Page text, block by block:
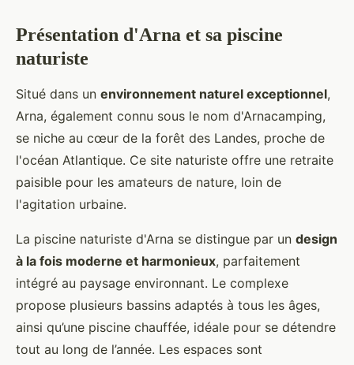
Présentation d'Arna et sa piscine
naturiste
Situé dans un environnement naturel exceptionnel,
Arna, également connu sous le nom d'Arnacamping,
se niche au cœur de la forêt des Landes, proche de
l'océan Atlantique. Ce site naturiste offre une retraite
paisible pour les amateurs de nature, loin de
l'agitation urbaine.
La piscine naturiste d'Arna se distingue par un design
à la fois moderne et harmonieux, parfaitement
intégré au paysage environnant. Le complexe
propose plusieurs bassins adaptés à tous les âges,
ainsi qu’une piscine chauffée, idéale pour se détendre
tout au long de l’année. Les espaces sont